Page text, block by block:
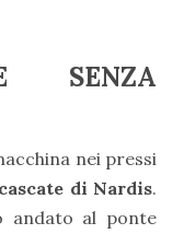
SENZA
nei pressi
cascate di Nardis.
andato al ponte